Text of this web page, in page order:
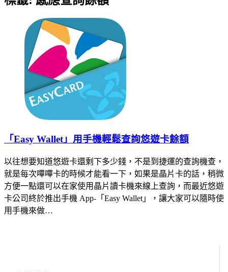
「Easy Wallet」用手機輕鬆查詢悠遊卡餘額
以往想要知道悠遊卡還剩下多少錢，不是到捷運的查詢機查，
就是每次嗶嗶卡的時候才能看一下，如果是晶片卡的話，稍微
方便一點還可以在家使用晶片讀卡機來線上查詢，而最近悠遊
卡公司終於推出手機 App-「Easy Wallet」，讓大家可以隨時使
用手機來做…